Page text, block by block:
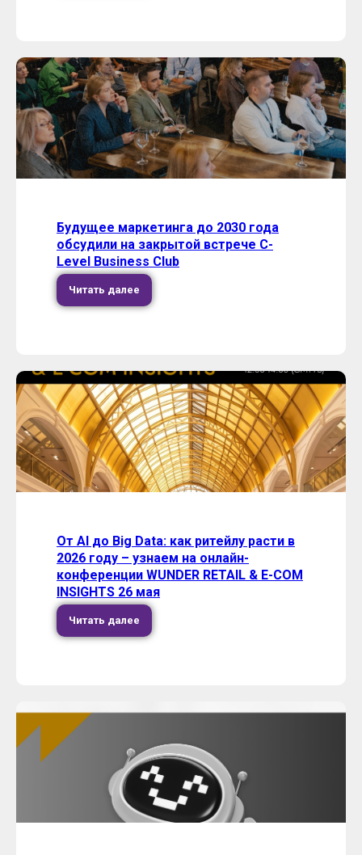
Будущее маркетинга до 2030 года
обсудили на закрытой встрече C-
Level Business Club
Читать далее
От AI до Big Data: как ритейлу расти в
2026 году – узнаем на онлайн-
конференции WUNDER RETAIL & E-COM
INSIGHTS 26 мая
Читать далее